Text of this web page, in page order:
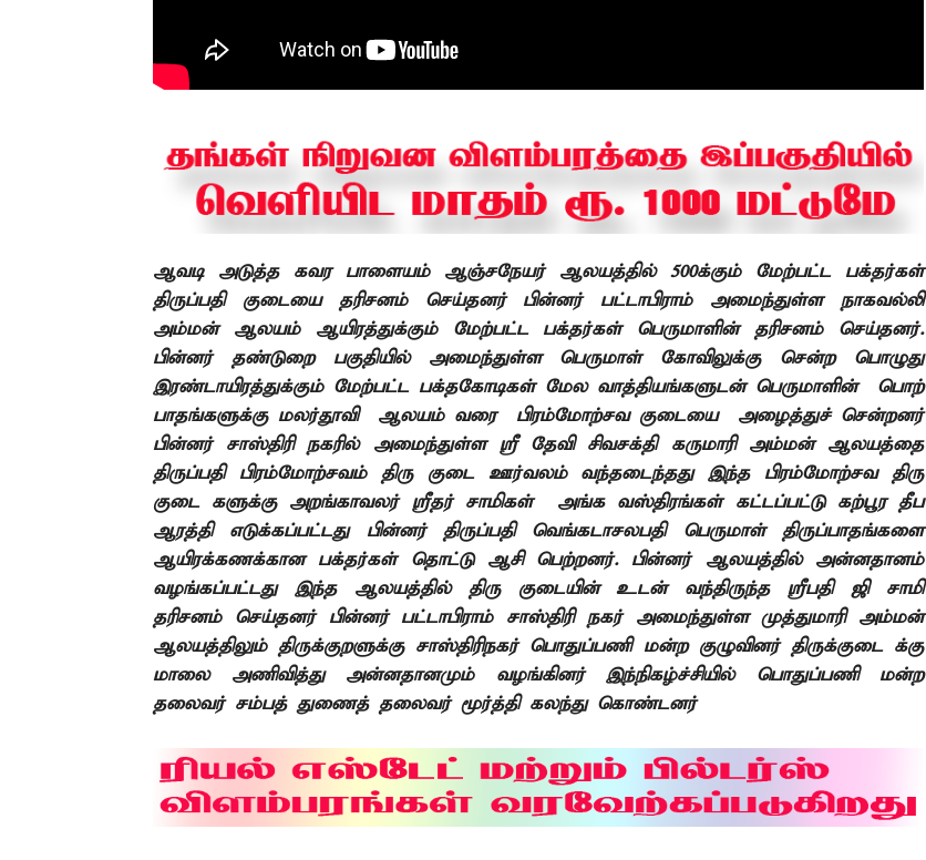
ஆவடி அடுத்த கவர பாளையம் ஆஞ்சநேயர் ஆலயத்தில் 500க்கும் மேற்பட்ட பக்தர்கள்
திருப்பதி குடையை தரிசனம் செய்தனர் பின்னர் பட்டாபிராம் அமைந்துள்ள
நாகவல்லி
அம்மன் ஆலயம் ஆயிரத்துக்கும் மேற்பட்ட பக்தர்கள் பெருமாளின்
தரிசனம் செய்தனர்.
பின்னர் தண்டுறை பகுதியில் அமைந்துள்ள பெருமாள்
கோவிலுக்கு சென்ற பொழுது
இரண்டாயிரத்துக்கும் மேற்பட்ட பக்தகோடிகள் மேல வாத்தியங்களுடன் பெருமாளின்
பொற்
பாதங்களுக்கு மலர்தூவி
ஆலயம் வரை பிரம்மோற்சவ குடையை
அழைத்துச் சென்றனர்
பின்னர் சாஸ்திரி நகரில்
அமைந்துள்ள ஸ்ரீ தேவி சிவசக்தி கருமாரி அம்மன் ஆலயத்தை
திருப்பதி
பிரம்மோற்சவம் திரு குடை ஊர்வலம் வந்தடைந்தது இந்த பிரம்மோற்சவ திரு
குடை களுக்கு அறங்காவலர் ஸ்ரீதர் சாமிகள் அங்க வஸ்திரங்கள் கட்டப்பட்டு கற்பூர தீப
ஆரத்தி எடுக்கப்பட்டது பின்னர் திருப்பதி வெங்கடாசலபதி பெருமாள்
திருப்பாதங்களை
ஆயிரக்கணக்கான பக்தர்கள் தொட்டு ஆசி பெற்றனர். பின்னர் ஆலயத்தில்
அன்னதானம்
வழங்கப்பட்டது இந்த ஆலயத்தில் திரு குடையின் உடன் வந்திருந்த
ஸ்ரீபதி ஜி சாமி
தரிசனம் செய்தனர் பின்னர் பட்டாபிராம் சாஸ்திரி
நகர் அமைந்துள்ள முத்துமாரி அம்மன்
ஆலயத்திலும் திருக்குறளுக்கு சாஸ்திரிநகர் பொதுப்பணி மன்ற குழுவினர் திருக்குடை க்கு
மாலை அணிவித்து
அன்னதானமும் வழங்கினர் இந்நிகழ்ச்சியில் பொதுப்பணி மன்ற
தலைவர் சம்பத் துணைத் தலைவர் மூர்த்தி கலந்து கொண்டனர்